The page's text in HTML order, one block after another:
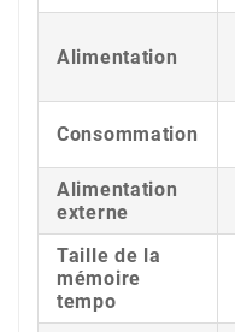
Alimentation
Consommation
Alimentation
externe
Taille de la
mémoire
tempo